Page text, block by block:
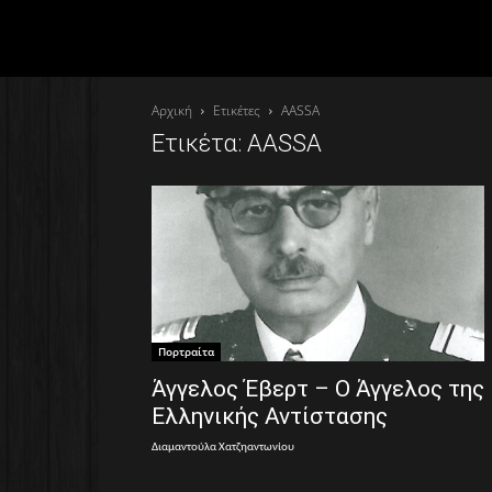
Αρχική Ετικέτες AASSA
Ετικέτα: AASSA
Πορτραίτα
Άγγελος Έβερτ – Ο Άγγελος της
Ελληνικής Αντίστασης
Διαμαντούλα Χατζηαντωνίου